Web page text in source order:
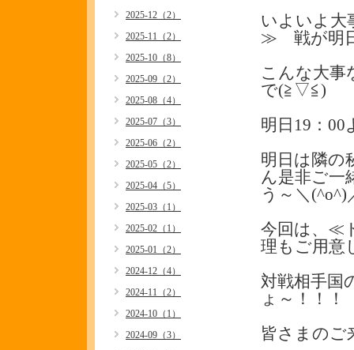
いよいよ
≫ 戦が明日
こんな大事
で(≧▽≦)
明日19：
明日は隣の
ん是非ご一
う～＼(^o^)
今回は、≪
理もご用
対戦相手国
ょ～！！！
皆さまのご
2025-12（2）
2025-11（2）
2025-10（8）
2025-09（2）
2025-08（4）
2025-07（3）
2025-06（2）
2025-05（2）
2025-04（5）
2025-03（1）
2025-02（1）
2025-01（2）
2024-12（4）
2024-11（2）
2024-10（1）
2024-09（3）